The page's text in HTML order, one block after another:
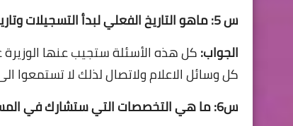
س 5: ماهو التاريخ الفعلي لبدأ التسجيلات وتاريخ إجراء المسابقة وكذا عدد المناصب لكل ولاية ؟
الجواب:كل هذه الأسئلة ستجيب عنها
كل وسائل الاعلام ولاتصال لذلك لا تستمعوا
س6: ما هي التخصصات التي ستشارك في المسابقة؟